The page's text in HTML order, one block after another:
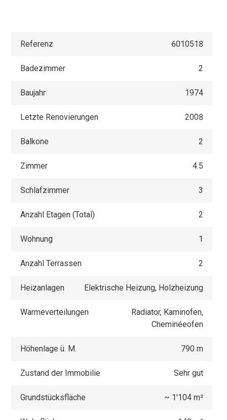
Referenz 6010518
Badezimmer 2
Baujahr 1974
Letzte Renovierungen 2008
Balkone 2
Zimmer 4.5
Schlafzimmer 3
Anzahl Etagen (Total) 2
Wohnung 1
Anzahl Terrassen 2
Heizanlagen Elektrische Heizung, Holzheizung
Wärmeverteilungen
Radiator, Kaminofen,
Cheminéeofen
Höhenlage ü. M. 790 m
Zustand der Immobilie Sehr gut
Grundstücksfläche ~ 1'104 m²